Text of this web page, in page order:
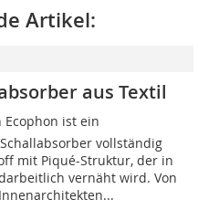
Artikel:
aus Textil
Ecophon ist ein
vollständig
mit Piqué-Struktur, der in
vernäht wird. Von